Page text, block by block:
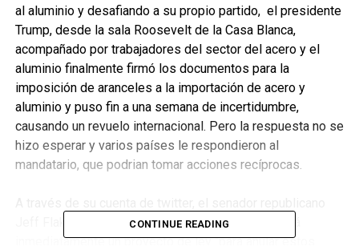
al aluminio y desafiando a su propio partido, el presidente
Trump, desde la sala Roosevelt de la Casa Blanca,
acompañado por trabajadores del sector del acero y el
aluminio finalmente firmó los documentos para la
imposición de aranceles a la importación de acero y
aluminio y puso fin a una semana de incertidumbre,
causando un revuelo internacional. Pero la respuesta no se
hizo esperar y varios países le respondieron al
mandatario, que podrian tomar acciones recíprocas.
Jeff Flake ha informado que redactará e introducirá
inmediatamente un proyecto de ley “para anular estos
CONTINUE READING